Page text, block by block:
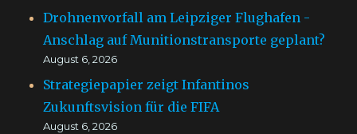
Drohnenvorfall am Leipziger Flughafen -
Anschlag auf Munitionstransporte geplant?
August 6, 2026
Strategiepapier zeigt Infantinos
Zukunftsvision für die FIFA
August 6, 2026